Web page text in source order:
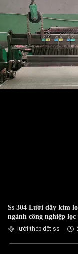
Ss 304 Lưới dây kim
ngành công nghiệp lọc
lưới thép dệt ss